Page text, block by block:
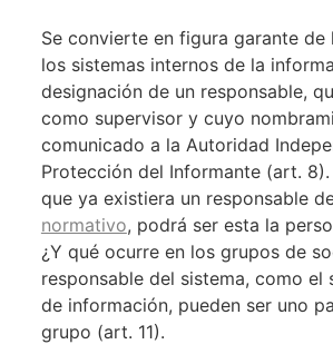
Se convierte en figura garante de
los sistemas internos de la
designación de un responsable,
como supervisor y cuyo
comunicado a la Autoridad
Protección del Informante (art.
que ya existiera un responsable
normativo, podrá ser esta la
¿Y qué ocurre en los grupos de
responsable del sistema, como el
de información, pueden ser uno
grupo (art. 11).